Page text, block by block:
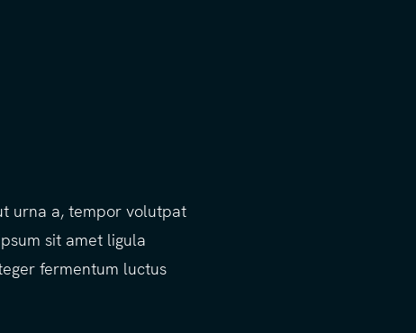
urna a, tempor volutpat
sit amet ligula
fermentum luctus